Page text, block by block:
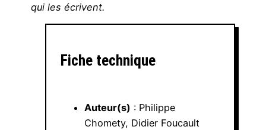
qui les écrivent.
Fiche technique
Auteur(s) : Philippe
Chomety, Didier Foucault